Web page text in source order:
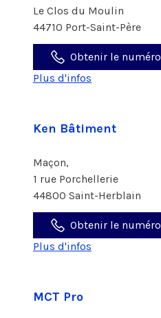
Le Clos du Moulin
44710 Port-Saint-Père
Obtenir le numéro
Plus d'infos
Ken Bâtiment
Maçon,
1 rue Porchellerie
44800 Saint-Herblain
Obtenir le numéro
Plus d'infos
MCT Pro